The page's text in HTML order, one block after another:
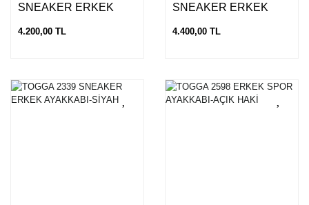
SNEAKER ERKEK
4.200,00 TL
SNEAKER ERKEK
4.400,00 TL